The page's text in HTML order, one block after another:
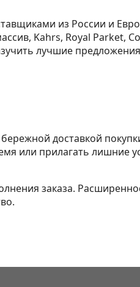
из России и
Kahrs, Royal Parket,
лучшие
доставкой
или прилагать
заказа.